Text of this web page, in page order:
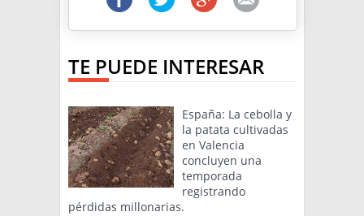
TE PUEDE INTERESAR
España: La cebolla y
la patata cultivadas
en Valencia
concluyen una
temporada
registrando
pérdidas millonarias.